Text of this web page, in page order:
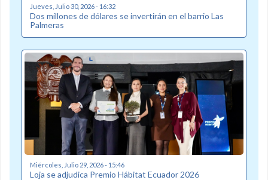
Jueves, Julio 30, 2026 - 16:32
Dos millones de dólares se invertirán en el barrio Las
Palmeras
Miércoles, Julio 29, 2026 - 15:46
Loja se adjudica Premio Hábitat Ecuador 2026